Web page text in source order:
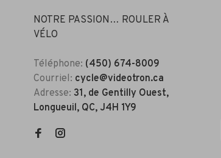
NOTRE PASSION… ROULER À
VÉLO
Téléphone: (450) 674-8009
Courriel: cycle@videotron.ca
Adresse: 31, de Gentilly Ouest,
Longueuil, QC, J4H 1Y9